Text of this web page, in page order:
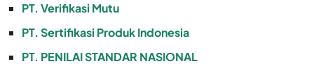
PT. Verifikasi Mutu
PT. Sertifikasi Produk Indonesia
PT. PENILAI STANDAR NASIONAL